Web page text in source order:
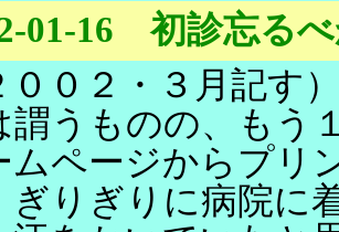
01-16 初診忘る
００２・３月記す
謂うものの、もう
ムページからプリ
ぎりぎりに病院に